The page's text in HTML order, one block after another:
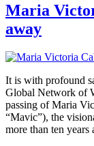
Maria
away
It is with profound
Global Network of
passing of Maria
“Mavic”), the
more than ten years